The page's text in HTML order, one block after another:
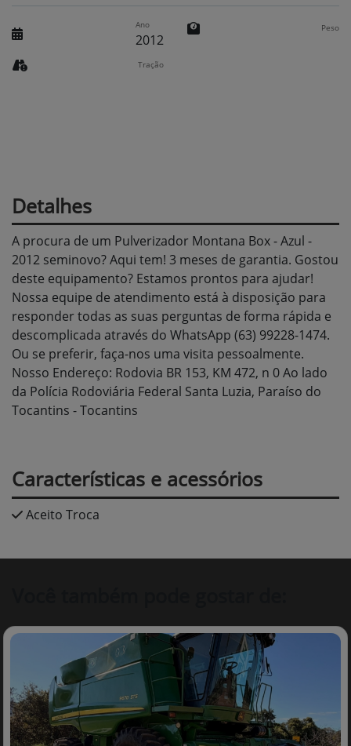
Ano
2012
Peso
Tração
Detalhes
A procura de um Pulverizador Montana Box - Azul -
2012 seminovo? Aqui tem! 3 meses de garantia. Gostou
deste equipamento? Estamos prontos para ajudar!
Nossa equipe de atendimento está à disposição para
responder todas as suas perguntas de forma rápida e
descomplicada através do WhatsApp (63) 99228-1474.
Ou se preferir, faça-nos uma visita pessoalmente.
Nosso Endereço: Rodovia BR 153, KM 472, n 0 Ao lado
da Polícia Rodoviária Federal Santa Luzia, Paraíso do
Tocantins - Tocantins
Características e acessórios
Aceito Troca